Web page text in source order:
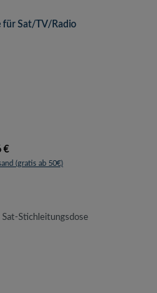
für Sat/TV/Radio
Preis:
€
(gratis ab 50€)